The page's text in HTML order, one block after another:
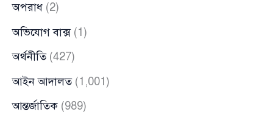
অপরাধ (2)
অভিযোগ বাক্স(1)
অর্থনীতি(427)
আইন আদালত(1,001)
আন্তর্জাতিক (989)